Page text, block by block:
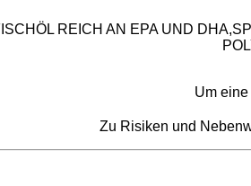
REICH AN EPA UND
Um
Zu Risiken und